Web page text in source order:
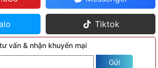
Tiktok
vấn & nhận khuyến mại
Gửi